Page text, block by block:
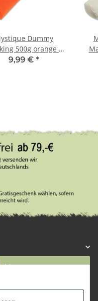
Dummy
500g orange /
grün
9,99 € *